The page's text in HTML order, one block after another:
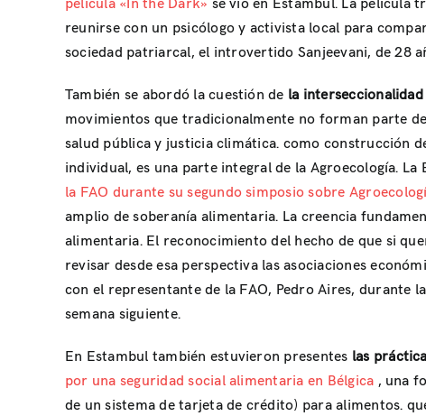
película «In the Dark» se vio en Estambul. La película
reunirse con un psicólogo y activista local para
sociedad patriarcal, el introvertido Sanjeevani, de 28
También se abordó la cuestión de la
movimientos que tradicionalmente no forman parte
salud pública y justicia climática. como construcción
individual, es una parte integral de la Agroecología.
la FAO durante su segundo simposio sobre
amplio de soberanía alimentaria. La creencia
alimentaria. El reconocimiento del hecho de que si
revisar desde esa perspectiva las asociaciones
con el representante de la FAO, Pedro Aires, durante
semana siguiente.
En Estambul también estuvieron presentes las
por una seguridad social alimentaria en Bélgica , una
de un sistema de tarjeta de crédito) para alimentos.